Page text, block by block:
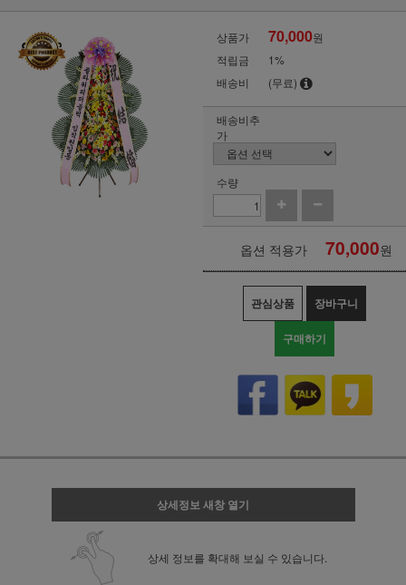
상품가 70,000원
적립금
1%
배송비
(무료)
배송비추
가
수량
옵션 적용가 70,000원
관심상품 장바구니
구매하기
상세정보 새창 열기
상세 정보를 확대해 보실 수 있습니다.